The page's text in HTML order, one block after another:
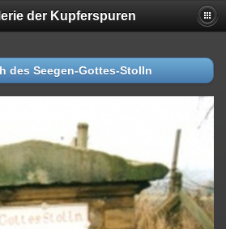
der Kupferspuren
des Seegen-Gottes-Stolln